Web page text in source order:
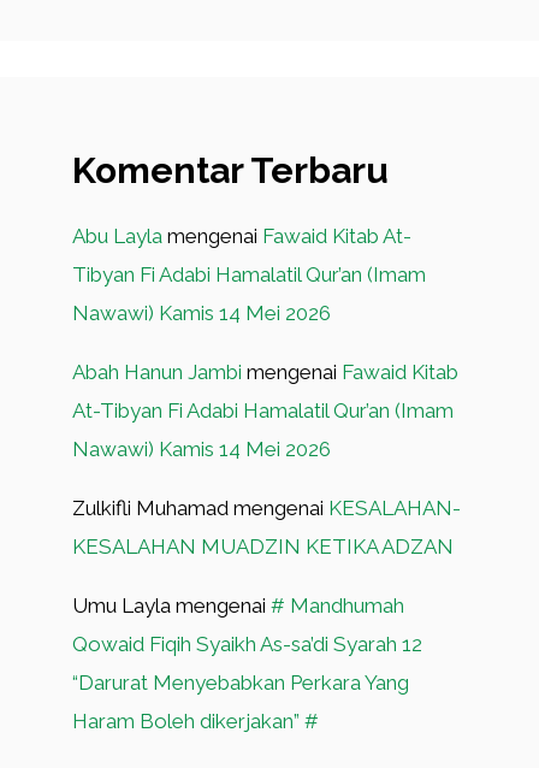
Komentar Terbaru
Abu Layla mengenai Fawaid Kitab At-
Tibyan Fi Adabi Hamalatil Qur’an (Imam
Nawawi) Kamis 14 Mei 2026
Abah Hanun Jambi mengenai Fawaid Kitab
At-Tibyan Fi Adabi Hamalatil Qur’an (Imam
Nawawi) Kamis 14 Mei 2026
Zulkifli Muhamad mengenai KESALAHAN-
KESALAHAN MUADZIN KETIKA ADZAN
Umu Layla mengenai # Mandhumah
Qowaid Fiqih Syaikh As-sa’di Syarah 12
“Darurat Menyebabkan Perkara Yang
Haram Boleh dikerjakan” #